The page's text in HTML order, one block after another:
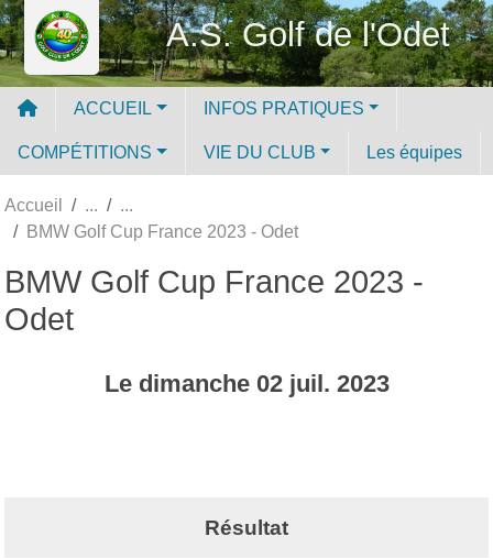
A.S. Golf de l'Odet
ACCUEIL INFOS PRATIQUES
COMPÉTITIONS VIE DU CLUB Les équipes
Accueil
BMW Golf Cup France 2023 - Odet
BMW Golf Cup France 2023 -
Odet
Le dimanche 02 juil. 2023
Résultat
Panneau de gestion des cookies